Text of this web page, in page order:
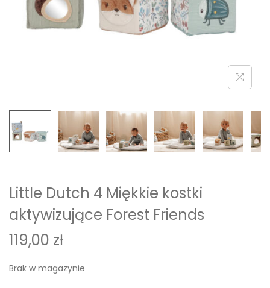
i
o
Little Dutch 4 Miękkie kostki
aktywizujące Forest Friends
119,00 zł
Brak w magazynie